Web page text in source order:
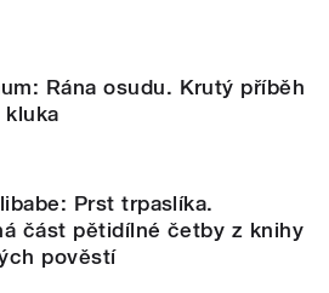
Rána osudu. Krutý příběh
Prst trpaslíka.
část pětidílné četby z knihy
pověstí